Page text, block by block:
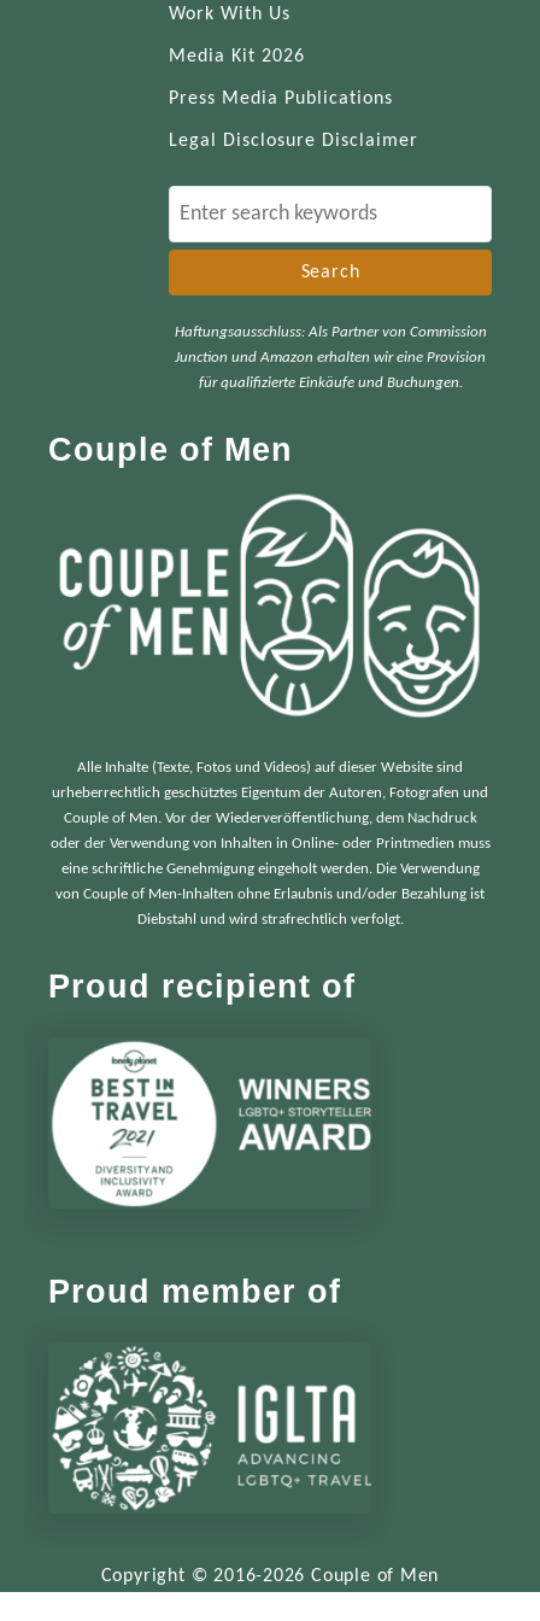
Work With Us
Media Kit 2026
Press Media Publications
Legal Disclosure Disclaimer
e
cHaftungsausschluss: Als Partner von Commission
Junction und Amazon erhalten wir eine Provision
für qualifizierte Einkäufe und Buchungen.
Couple of Men
Alle Inhalte (Texte, Fotos und Videos) auf dieser Website sind
urheberrechtlich geschütztes Eigentum der Autoren, Fotografen und
Couple of Men. Vor der Wiederveröffentlichung, dem Nachdruck
oder der Verwendung von Inhalten in Online- oder Printmedien muss
eine schriftliche Genehmigung eingeholt werden. Die Verwendung
von Couple of Men-Inhalten ohne Erlaubnis und/oder Bezahlung ist
Diebstahl und wird strafrechtlich verfolgt.
Proud recipient of
Proud member of
Copyright © 2016-2026 Couple of Men